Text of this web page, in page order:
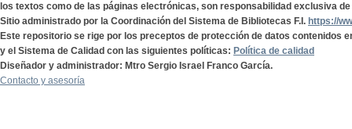
los textos como de las páginas electrónicas, son responsabilidad exclusiva
Sitio administrado por la Coordinación del Sistema de Bibliotecas F.I. https://
Este repositorio se rige por los preceptos de protección de datos contenidos
y el Sistema de Calidad con las siguientes políticas: Política de calidad
Diseñador y administrador: Mtro Sergio Israel Franco García.
Contacto y asesoría